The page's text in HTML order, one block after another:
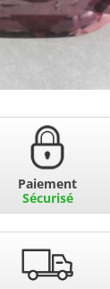
Paiement
Sécurisé